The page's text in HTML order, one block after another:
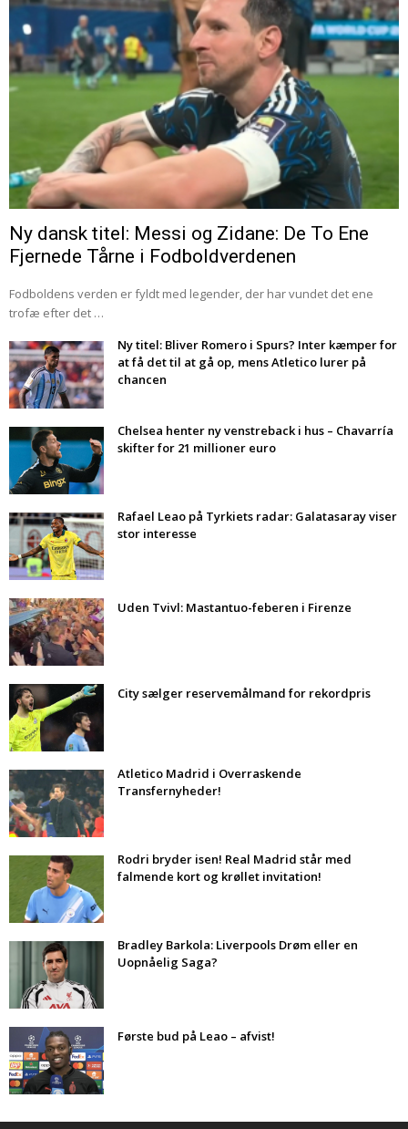
Ny dansk titel: Messi og Zidane: De To Ene
Fjernede Tårne i Fodboldverdenen
Fodboldens verden er fyldt med legender, der har vundet det ene
trofæ efter det …
Ny titel: Bliver Romero i Spurs? Inter kæmper for
at få det til at gå op, mens Atletico lurer på
chancen
Chelsea henter ny venstreback i hus – Chavarría
skifter for 21 millioner euro
Rafael Leao på Tyrkiets radar: Galatasaray viser
stor interesse
Uden Tvivl: Mastantuo-feberen i Firenze
City sælger reservemålmand for rekordpris
Atletico Madrid i Overraskende
Transfernyheder!
Rodri bryder isen! Real Madrid står med
falmende kort og krøllet invitation!
Bradley Barkola: Liverpools Drøm eller en
Uopnåelig Saga?
Første bud på Leao – afvist!